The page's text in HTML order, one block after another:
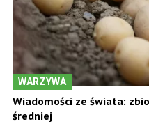
WARZYWA
Wiadomości ze świata:
średniej